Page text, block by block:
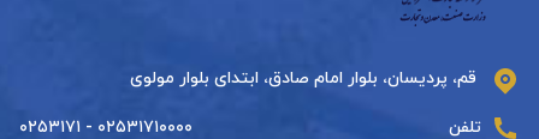
قم، پردیسان، بلوار امام صادق، ابتدای بلوار مولوی
تلفن ۰۲۵۳۱۷۱۰۰۰۰ - ۰۲۵۳۱۷۱